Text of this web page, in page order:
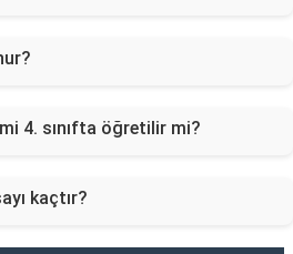
4. sınıfta öğretilir mi?
kaçtır?